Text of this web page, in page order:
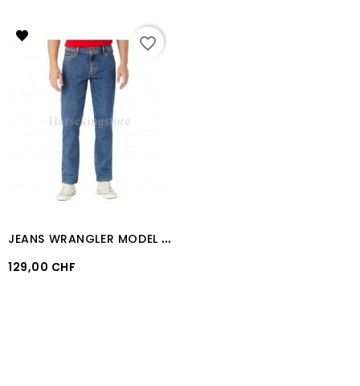
favorite_border
J
EANS WRANGLER MODEL "TEXAS STRETCH" WASH
Prix
129,00 CHF